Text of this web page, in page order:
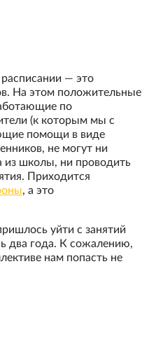
— это
На этом положительные
по
(к которым мы с
помощи в виде
не могут ни
из школы, ни проводить
Приходится
, а это
уйти с занятий
два года. К сожалению,
нам попасть не